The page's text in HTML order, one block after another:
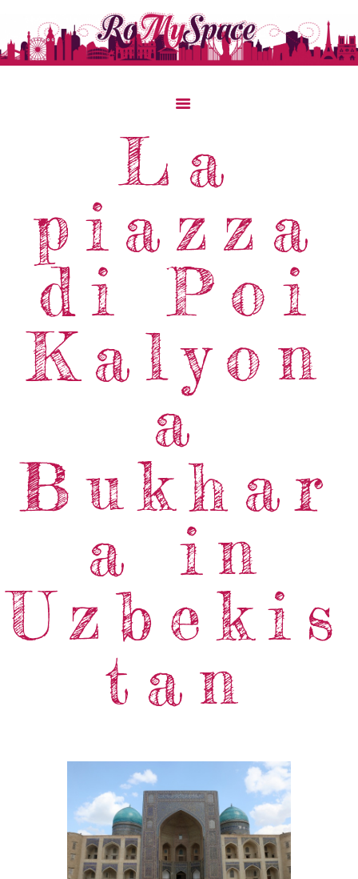
La
piazza
di Poi
Kalyon
a
Bukhar
a in
Uzbekis
tan
Storie Di Viaggio
Cibo Dal Mondo
Viaggia Con Noi
News & Tips
Chi Siamo
Contatti